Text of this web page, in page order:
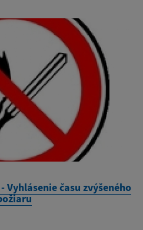
Vyhlásenie času zvýšeného